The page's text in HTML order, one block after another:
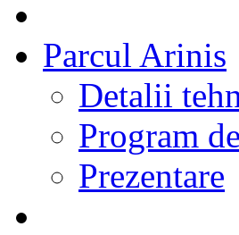
Parcul Arinis
Detalii
Program
Prezentare